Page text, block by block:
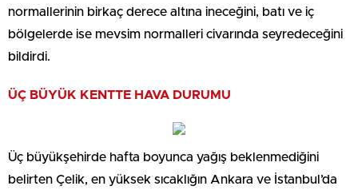
normallerinin birkaç derece altına ineceğini, batı ve iç
bölgelerde ise mevsim normalleri civarında seyredeceğini
bildirdi.
ÜÇ BÜYÜK KENTTE HAVA DURUMU
Üç büyükşehirde hafta boyunca yağış beklenmediğini
belirten Çelik, en yüksek sıcaklığın Ankara ve İstanbul’da